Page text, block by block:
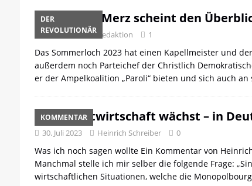
[ 19. Mai 2026 ] Stalingrad – Der
REVOLUTIONÄR
[ 21. April 2026 ] DER 8.
[ 8. April 2026 ] Die DKP predigt
[ 6. April 2026 ] Klassenkampf
DER
REVOLUTIONÄR
Friedrich Merz scheint den
31. Juli 2023 Redaktion 1
Das Sommerloch 2023 hat einen Kapellmeister und
außerdem noch Parteichef der Christlich
er der Ampelkoalition „Paroli“ bieten und sich auch an
KOMMENTAR
Die Weltwirtschaft wächst – in
30. Juli 2023 Heinrich Schreiber 0
Was ich noch sagen wollte Ein Kommentar von
Manchmal stelle ich mir selber die folgende Frage:
wirtschaftlichen Situationen, welche die